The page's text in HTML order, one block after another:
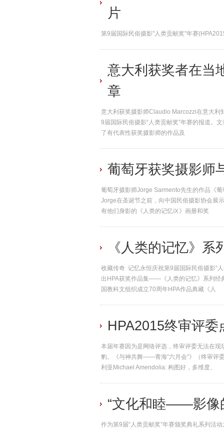
片
第9届国际民俗摄影"人类贡献奖"年赛
意大利获奖者在当
章
意大利获奖摄影师Claudio Marcozzi在意大
9届国际民俗摄影“人类贡献奖”年赛的报道。
了有代表性获奖摄影师的作品及
葡萄牙获奖摄影师
葡萄牙摄影师Jorge Sarmento先生的作品《
Jorge在圣诞节之前，向中国民俗摄影协会展
有他们身影的《人类的记忆Ⅸ》画册和奖
《人类的记忆》系
收藏传奇 记忆永恒庆祝第9届国际民俗摄影“
出HPA获奖作品集——《人类的记忆》系列经
国教科文组织成立70周年HPA作品典藏《人
HPA2015终审评委
本届年赛因为是网络评选，终审评委无法在
豹。《与神共舞——青海“六月会”》（终审评
利亚Michael Amendolia: 构图好，多维度、
“文化和睦——影像
作为第9届“人类贡献奖”年赛颁奖典礼系列活